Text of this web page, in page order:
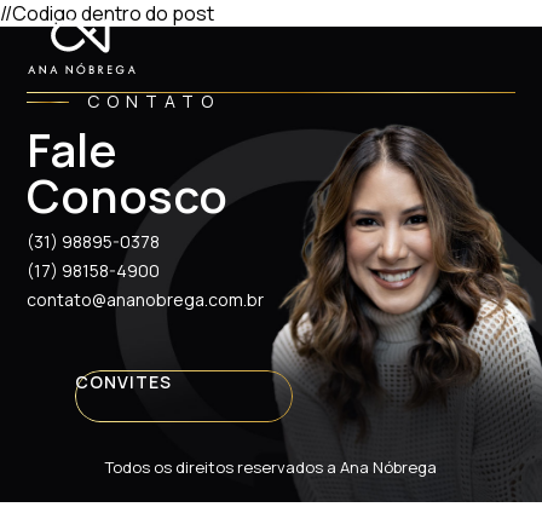
//Codigo dentro do post
CONTATO
Fale
Conosco
(31) 98895-0378
(17) 98158-4900
contato@ananobrega.com.br
CONVITES
Todos os direitos reservados a Ana Nóbrega